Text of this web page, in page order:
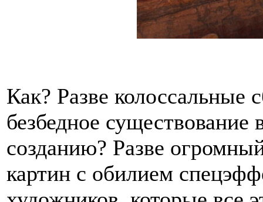
Как? Разве
безбедное
созданию? Разве
картин с обилием